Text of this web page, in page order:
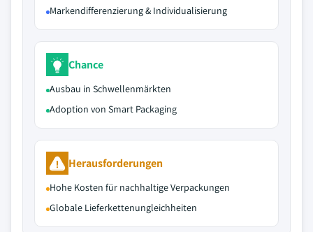
Markendifferenzierung & Individualisierung
Chance
Ausbau in Schwellenmärkten
Adoption von Smart Packaging
Herausforderungen
Hohe Kosten für nachhaltige Verpackungen
Globale Lieferkettenungleichheiten